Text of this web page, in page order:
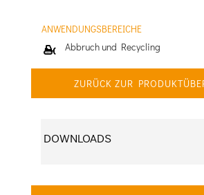
ANWENDUNGSBEREICHE
Abbruch und Recycling
ZURÜCK ZUR
DOWNLOADS